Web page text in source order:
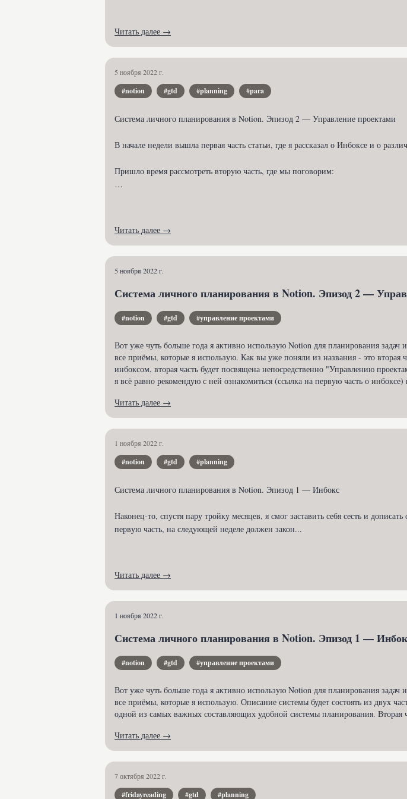
Читать далее →
5 ноября 2022 г.
#notion #gtd #planning #para
Система личного планирования в Notion. Эпизод 2 — Управление проектами
В начале недели вышла первая часть статьи, где я рассказал о Инбоксе и о
Пришло время рассмотреть вторую часть, где мы поговорим:
Читать далее →
5 ноября 2022 г.
Система личного планирования в Notion. Эпизод 2 —
#notion #gtd #управление проектами
Вот уже чуть больше года я активно использую Notion для планирования
все приёмы, которые я использую. Как вы уже поняли из названия - это вторая
инбоксом, вторая часть будет посвящена непосредственно "Управлению
я всё равно рекомендую с ней ознакомиться (ссылка на первую часть о
Читать далее →
1 ноября 2022 г.
#notion #gtd #planning
Система личного планирования в Notion. Эпизод 1 — Инбокс
Наконец-то, спустя пару тройку месяцев, я смог заставить себя сесть и
первую часть, на следующей неделе должен закон...
Читать далее →
1 ноября 2022 г.
Система личного планирования в Notion. Эпизод 1 —
#notion #gtd #управление проектами
Вот уже чуть больше года я активно использую Notion для планирования
все приёмы, которые я использую. Описание системы будет состоять из двух
одной из самых важных составляющих удобной системы планирования. Вторая
Читать далее →
7 октября 2022 г.
#fridayreading #gtd #planning